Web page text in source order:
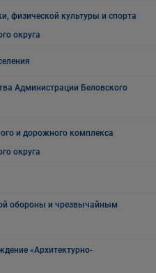
физической культуры и спорта
округа
Администрации Беловского
и дорожного комплекса
округа
обороны и чрезвычайным
«Архитектурно-